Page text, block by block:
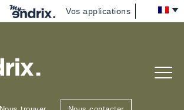
Nous
Vous
accompagner
Vos applications